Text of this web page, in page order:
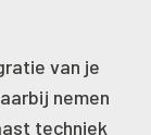
van je
nemen
techniek